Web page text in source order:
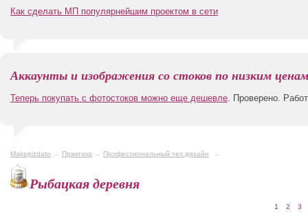
Как сделать МП популярнейшим проектом в сети
Аккаунты и изображения со стоков по низким ценам
Теперь покупать с фотостоков можно еще дешевле. Проверено.
Makepizdato → Практика → Профессиональный тех.дизайн →
Рыбацкая деревня
1 2 3